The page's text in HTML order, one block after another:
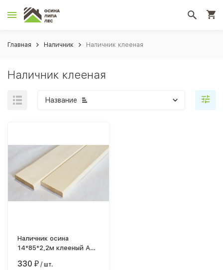
Главная Наличник Наличник клееная
Наличник клееная
Название
Наличник осина
14*85*2,2м клееный А
330₽ / шт.